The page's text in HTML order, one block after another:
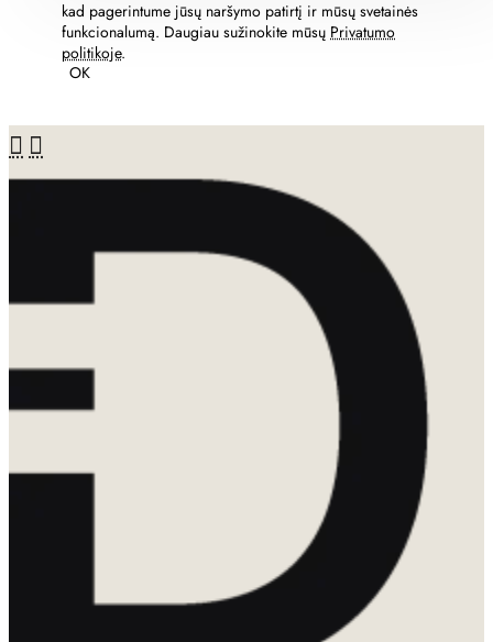
kad pagerintume jūsų naršymo patirtį ir mūsų svetainės
funkcionalumą. Daugiau sužinokite mūsų Privatumo
politikoje.
OK